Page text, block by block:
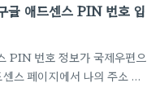
글 애드센스 PIN 번호 입
PIN 번호 정보가 국제우편으
스 페이지에서 나의 주소 확